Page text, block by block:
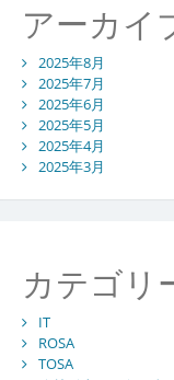
アーカイ
2025年8月
2025年7月
2025年6月
2025年5月
2025年4月
2025年3月
カテゴリ
IT
ROSA
TOSA